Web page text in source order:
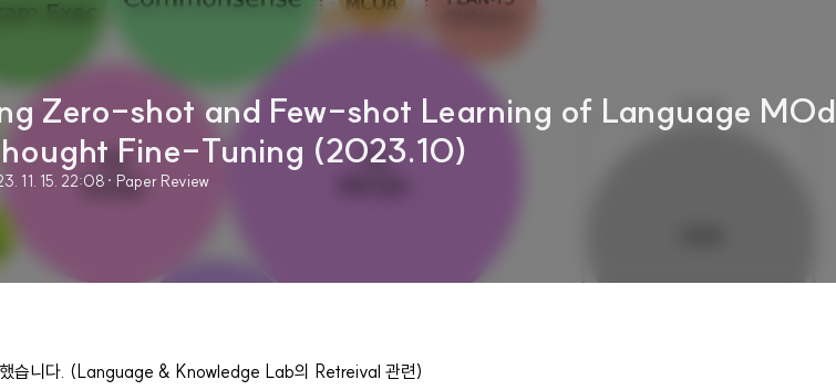
Zero-shot and Few-shot Learning of Language MOd
Fine-Tuning (2023.10)
11. 15. 22:08 · Paper Review
습니다. (Language & Knowledge Lab의 Retreival 관련)